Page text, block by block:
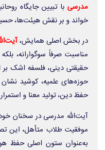
مدرسی با تبیین جایگاه
خواند و بر نقش هیئت‌ها،
در بخش اصلی همایش،
مناسبت صرفاً سوگوارانه،
حقیقتی دینی، فلسفه اشک بر
حوزه‌های علمیه، کوشید
حفظ دین، تولید معنا و
آیت‌الله مدرسی در سخنان خود
موفقیت طلاب متأهل، این
به‌عنوان ستون اصلی حفظ